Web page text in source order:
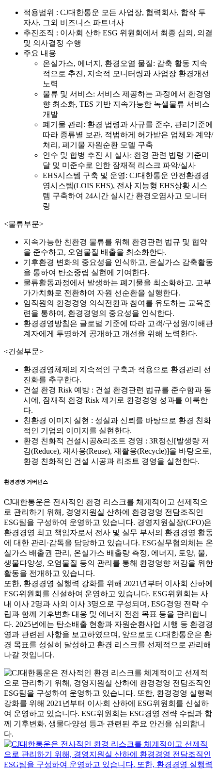
적용범위 : CJ대한통운 모든 사업장, 협력회사, 합작 투
자사, 그외 비즈니스 파트너사
추진조직 : 이사회 산하 ESG 위원회에서 최종 심의, 의결
및 의사결정 수행
주요 내용
온실가스, 에너지, 환경오염 물질: 감축 활동 지속
적으로 추진, 지속적 모니터링과 사업장 환경개선
노력
물류 및 서비스: 서비스 제공하는 과정에서 환경영
향 최소화, TES 기반 지속가능한 녹샐물류 서비스
개발
폐기물 관리: 환경 법령과 사규를 준수, 관리기준에
따라 종류별 보관, 적법하게 허가받은 업체와 계약/
처리, 폐기물 자원순환 모델 구축
인수 및 합병 추진 시 실사: 환경 관련 법령 기준미
달 및 미준수로 인한 잠재적 리스크 파악/실사
EHS시스템 구축 및 운영: CJ대한통운 안전환경경
영시스템(LOIS EHS), 전사 지능형 EHS상황 시스
템 구축하여 24시간 실시간 환경오염사고 모니터
링
<물류부문>
지속가능한 친환경 물류를 위해 환경관련 법규 및 협약
을 준수하고, 오염물질 배출을 최소화한다.
기후환경 변화의 중요성을 인식하고, 온실가스 감축활동
을 통하여 탄소중립 실현에 기여한다.
물류활동과정에서 발생하는 폐기물을 최소화하고, 고부
가가치화로 전환하여 자원 선순환을 실행한다.
임직원의 환경경영 의식전환과 참여를 유도하는 교육훈
련을 통하여, 환경경영의 중요성을 인식한다.
환경경영방침은 글로벌 기준에 따라 고객/구성원/이해관
계자에게 투명하게 공개하고 개선을 위해 노력한다.
<건설부문>
환경경영체제의 지속적인 구축과 적용으로 환경관리 선
진화를 추구한다.
건설 환경 Risk 예방 : 건설 환경관련 법규를 준수함과 동
시에, 잠재적 환경 Risk 제거로 환경경영 성과를 이룩한
다.
친환경 이미지 실현 : 성실과 신뢰를 바탕으로 환경 친화
적인 기업의 이미지를 실현한다.
환경 친화적 건설시공&리조트 경영 : 3R정신[발생량 저
감(Reduce), 재사용(Reuse), 재활용(Recycle)]을 바탕으로,
환경 친화적인 건설 시공과 리조트 경영을 실천한다.
환경경영 거버넌스
CJ대한통운은 전사적인 환경 리스크를 체계적이고 선제적으
로 관리하기 위해, 경영지원실 산하에 환경경영 전담조직인
ESG팀을 구성하여 운영하고 있습니다. 경영지원실장(CFO)은
환경경영 최고 책임자로서 전사 및 실무 부서의 환경경영 활동
에 대한 관리·감독을 담당하고 있습니다. ESG실무협의체는 온
실가스 배출권 관리, 온실가스 배출량 측정, 에너지, 토양, 물,
생물다양성, 오염물질 등의 관리를 통해 환경영향 저감을 위한
활동을 전개하고 있습니다.
또한, 환경경영 실행력 강화를 위해 2021년부터 이사회 산하에
ESG위원회를 신설하여 운영하고 있습니다. ESG위원회는 사
내 이사 2명과 사외 이사 3명으로 구성되며, ESG경영 전략 수
립과 함께 기후변화 대응 및 에너지 전환 목표 등을 관리합니
다. 2025년에는 탄소배출 현황과 자원순환사업 시행 등 환경경
영과 관련된 사항을 보고하였으며, 앞으로도 CJ대한통운은 환
경 목표를 성실히 달성하고 환경 리스크를 선제적으로 관리해
나갈 것입니다.